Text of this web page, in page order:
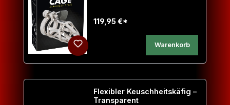
119,95 €*
Warenkorb
Flexibler Keuschheitskäfig –
Transparent